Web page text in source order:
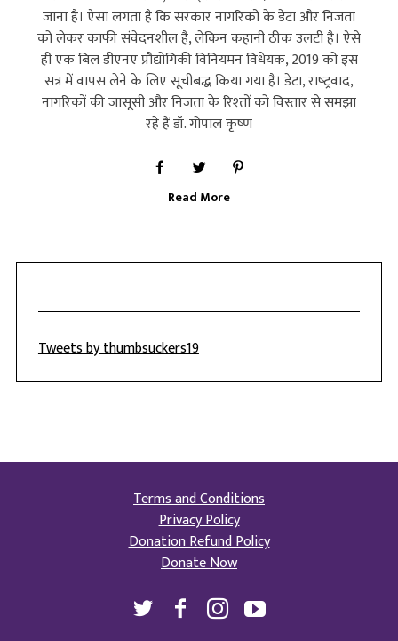
जाना है। ऐसा लगता है कि सरकार नागरिकों के डेटा और निजता
को लेकर काफी संवेदनशील है, लेकिन कहानी ठीक उलटी है। ऐसे
ही एक बिल डीएनए प्रौद्योगिकी विनियमन विधेयक, 2019 को इस
सत्र में वापस लेने के लिए सूचीबद्ध किया गया है। डेटा, राष्‍ट्रवाद,
नागरिकों की जासूसी और निजता के रिश्‍तों को विस्तार से समझा
रहे हैं डॉ. गोपाल कृष्‍ण
Read More
Tweets by thumbsuckers19
Terms and Conditions
Privacy Policy
Donation Refund Policy
Donate Now